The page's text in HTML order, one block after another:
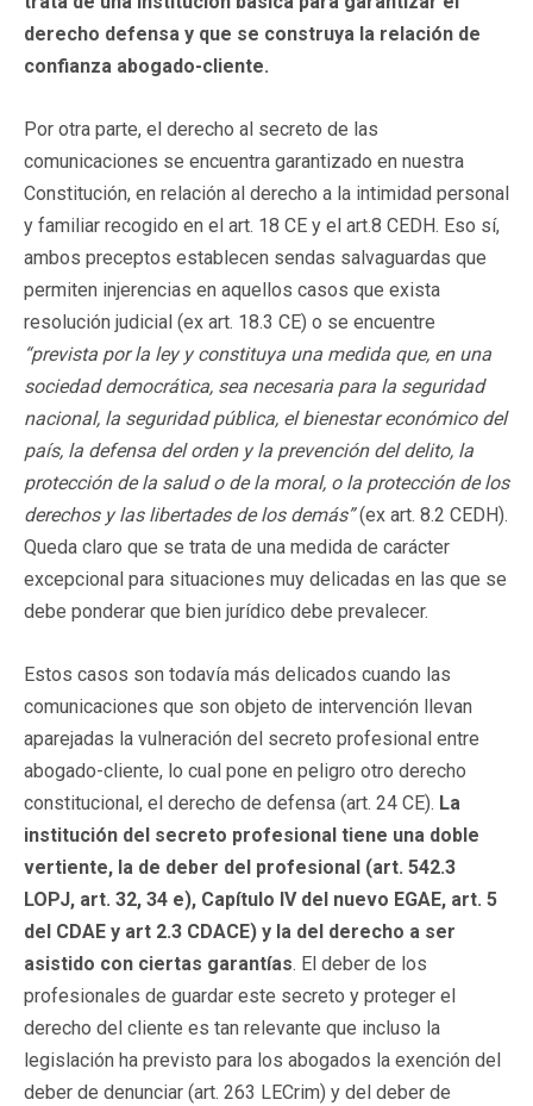
derecho defensa y que se construya la relación de
confianza abogado-cliente.
Por otra parte, el derecho al secreto de las
comunicaciones se encuentra garantizado en nuestra
Constitución, en relación al derecho a la intimidad personal
y familiar recogido en el art. 18 CE y el art.8 CEDH. Eso sí,
ambos preceptos establecen sendas salvaguardas que
permiten injerencias en aquellos casos que exista
resolución judicial (ex art. 18.3 CE) o se encuentre
“prevista por la ley y constituya una medida que, en una
sociedad democrática, sea necesaria para la seguridad
nacional, la seguridad pública, el bienestar económico del
país, la defensa del orden y la prevención del delito, la
protección de la salud o de la moral, o la protección de los
derechos y las libertades de los demás”(ex art. 8.2 CEDH).
Queda claro que se trata de una medida de carácter
excepcional para situaciones muy delicadas en las que se
debe ponderar que bien jurídico debe prevalecer.
Estos casos son todavía más delicados cuando las
comunicaciones que son objeto de intervención llevan
aparejadas la vulneración del secreto profesional entre
abogado-cliente, lo cual pone en peligro otro derecho
constitucional, el derecho de defensa (art. 24 CE). La
institución del secreto profesional tiene una doble
vertiente, la de deber del profesional (art. 542.3
LOPJ, art. 32, 34 e), Capítulo IV del nuevo EGAE, art. 5
del CDAE y art 2.3 CDACE) y la del derecho a ser
asistido con ciertas garantías. El deber de los
profesionales de guardar este secreto y proteger el
derecho del cliente es tan relevante que incluso la
legislación ha previsto para los abogados la exención del
deber de denunciar (art. 263 LECrim) y del deber de